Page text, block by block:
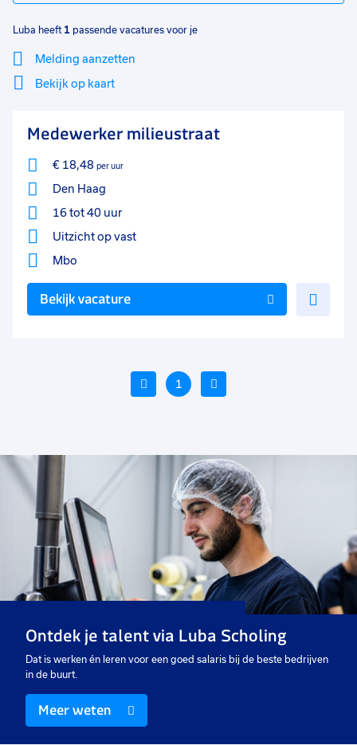
Luba heeft 1 passende vacatures voor je
Melding aanzetten
Bekijk op kaart
Filter
Sluiten
Medewerker milieustraat
€ 18,48 per uur
Den Haag
16 tot 40 uur
Uitzicht op vast
Mbo
Bekijk vacature
Vorige
1
Voeg
toe
aan
favorieten
Medewerker milieustraat
16 tot 40 uur
Uitzicht op vast
Ontdek je talent via Luba Scholing
Dat is werken én leren voor een goed salaris bij de beste bedrijven
in de buurt.
Meer weten